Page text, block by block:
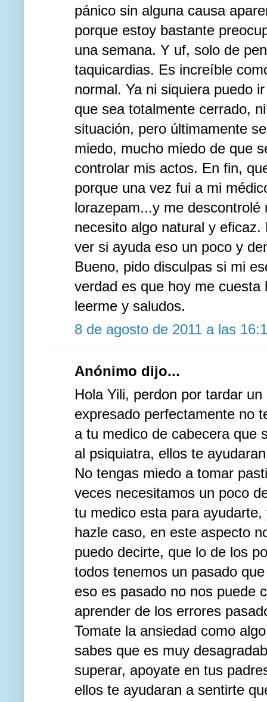
pánico sin alguna causa
porque estoy bastante
una semana. Y uf, solo de
taquicardias. Es increíble
normal. Ya ni siquiera puedo
que sea totalmente cerrado,
situación, pero últimamente
miedo, mucho miedo de que
controlar mis actos. En fin,
porque una vez fui a mi
lorazepam...y me
necesito algo natural y
ver si ayuda eso un poco y
Bueno, pido disculpas si mi
verdad es que hoy me
leerme y saludos.
8 de agosto de 2011 a las
Anónimo dijo...
Hola Yili, perdon por tardar
expresado perfectamente no
a tu medico de cabecera que
al psiquiatra, ellos te
No tengas miedo a tomar
veces necesitamos un poco
tu medico esta para
hazle caso, en este aspecto
puedo decirte, que lo de los
todos tenemos un pasado
eso es pasado no nos puede
aprender de los errores
Tomate la ansiedad como
sabes que es muy
superar, apoyate en tus
ellos te ayudaran a sentirte